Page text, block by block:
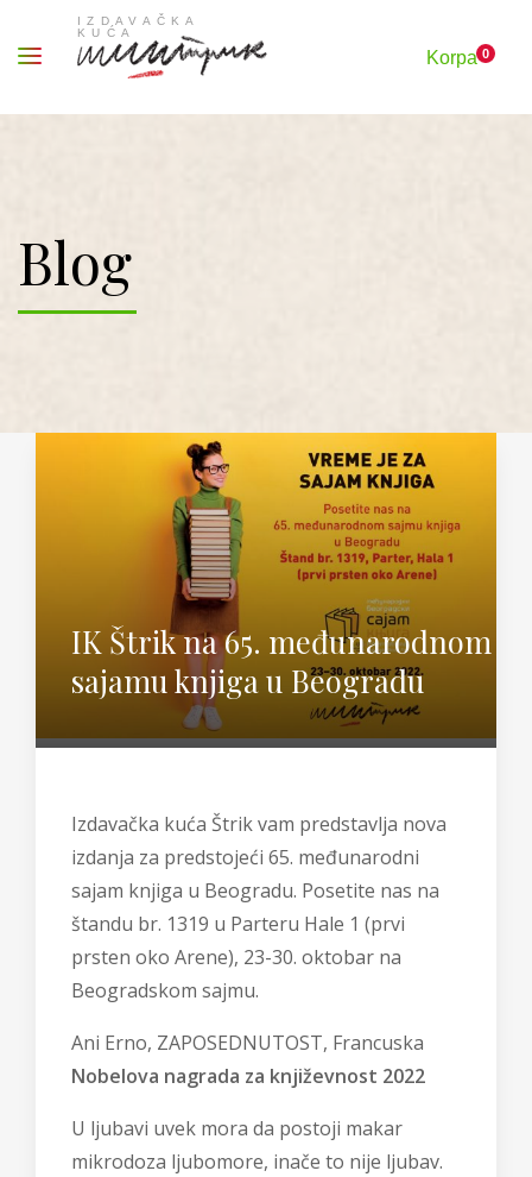
Korpa0
Blog
IK Štrik na 65. međunarodnom
sajamu knjiga u Beogradu
Izdavačka kuća Štrik vam predstavlja nova
izdanja za predstojeći 65. međunarodni
sajam knjiga u Beogradu. Posetite nas na
štandu br. 1319 u Parteru Hale 1 (prvi
prsten oko Arene), 23-30. oktobar na
Beogradskom sajmu.
Ani Erno, ZAPOSEDNUTOST, Francuska
Nobelova nagrada za književnost 2022
U ljubavi uvek mora da postoji makar
mikrodoza ljubomore, inače to nije ljubav.